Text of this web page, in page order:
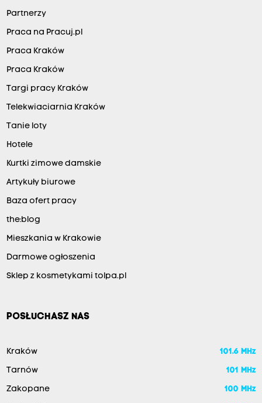
Partnerzy
Praca na Pracuj.pl
Praca Kraków
Praca Kraków
Targi pracy Kraków
Telekwiaciarnia Kraków
Tanie loty
Hotele
Kurtki zimowe damskie
Artykuły biurowe
Baza ofert pracy
the:blog
Mieszkania w Krakowie
Darmowe ogłoszenia
Sklep z kosmetykami tolpa.pl
POSŁUCHASZ NAS
Kraków 101.6 MHz
Tarnów 101 MHz
Zakopane 100 MHz